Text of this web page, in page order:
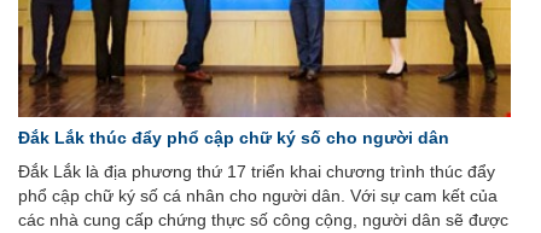
Đắk Lắk thúc đẩy phổ cập chữ ký số cho người dân
Đắk Lắk là địa phương thứ 17 triển khai chương trình thúc đẩy
phổ cập chữ ký số cá nhân cho người dân. Với sự cam kết của
các nhà cung cấp chứng thực số công cộng, người dân sẽ được